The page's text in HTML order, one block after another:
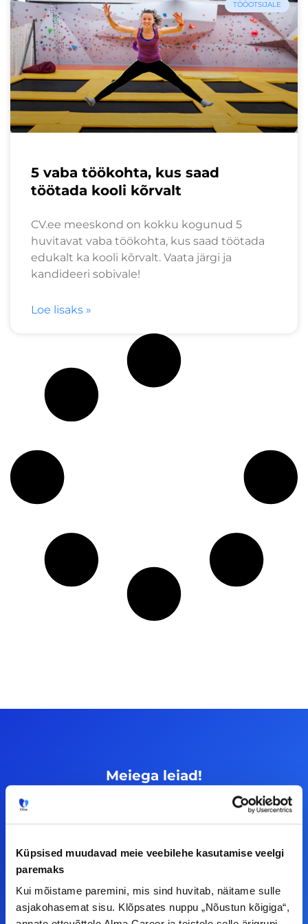
Küpsised muudavad meie veebilehe kasutamise veelgi
paremaks
Kui mõistame paremini, mis sind huvitab, näitame sulle
asjakohasemat sisu. Klõpsates nuppu „Nõustun kõigiga“,
TÖÖOTSIJALE
5 vaba töökohta, kus saad
töötada kooli kõrvalt
CV.ee meeskond on kokku kogunud 5
huvitavat vaba töökohta, kus saad töötada
edukalt ka kooli kõrvalt. Vaata järgi ja
kandideeri sobivale!
Loe lisaks »
Meiega leiad!
Tööelublogi.ee lehelt leiad kõik vajaliku, et olla
kursis tööturu uudistega. Kui sul on
teha koostööd, siis võta meiega julgelt ühendust.
F
I
L
Y